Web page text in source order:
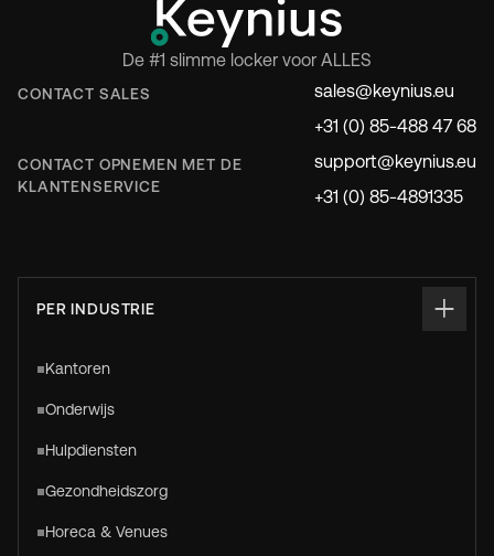
De #1 slimme locker voor ALLES
CONTACT SALES
sales@keynius.eu
+31 (0) 85-488 47 68
CONTACT OPNEMEN MET DE
KLANTENSERVICE
support@keynius.eu
+31 (0) 85-4891335
PER INDUSTRIE
Kantoren
Onderwijs
Hulpdiensten
Gezondheidszorg
Horeca & Venues